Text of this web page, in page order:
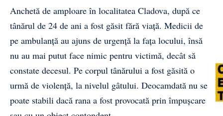
Anchetă de amploare în localitatea Cladova, după ce
tânărul de 24 de ani a fost găsit fără viață. Medicii de
pe ambulanță au ajuns de urgență la fața locului, însă
nu au mai putut face nimic pentru victimă, decât să
constate decesul. Pe corpul tânărului a fost găsită o
urmă de violență, la nivelul gâtului. Deocamdată nu se
poate stabili dacă rana a fost provocată prin împușcare